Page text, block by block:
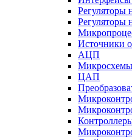
Регуляторы
Регуляторы
Источники
АЦП
ЦАП